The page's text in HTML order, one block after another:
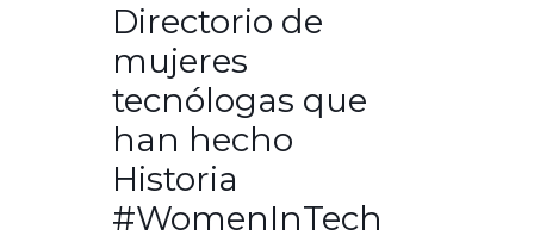
Directorio de
mujeres
tecnólogas que
han hecho
Historia
#WomenInTech